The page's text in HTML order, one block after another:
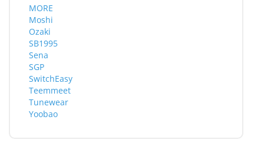
MORE
Moshi
Ozaki
SB1995
Sena
SGP
SwitchEasy
Teemmeet
Tunewear
Yoobao